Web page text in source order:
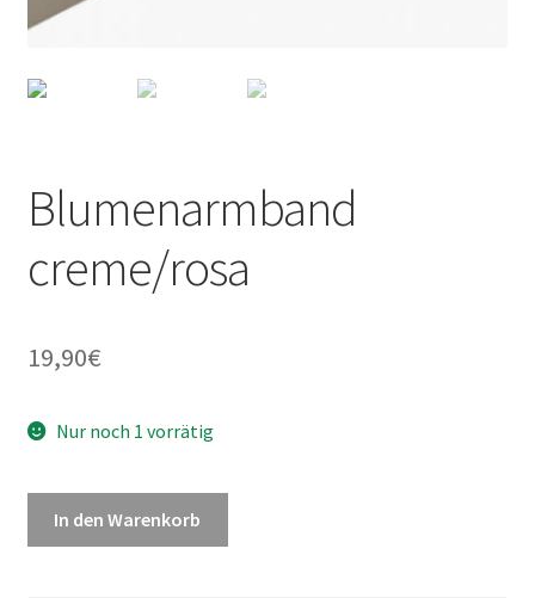
Blumenarmband
creme/rosa
19,90€
Nur noch 1 vorrätig
In den Warenkorb